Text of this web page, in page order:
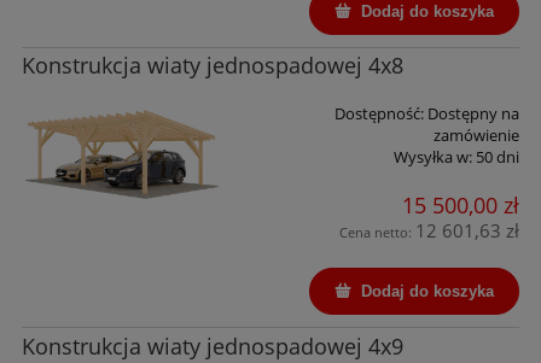
Dodaj do koszyka
Konstrukcja wiaty jednospadowej 4x8
Dostępność: Dostępny na
zamówienie
Wysyłka w: 50 dni
15 500,00 zł
Cena netto: 12 601,63 zł
Dodaj do koszyka
Konstrukcja wiaty jednospadowej 4x9